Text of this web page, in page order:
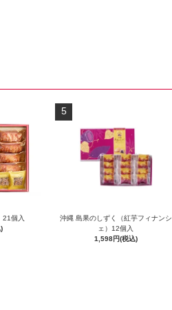
21個入
5
沖縄 島果のしずく（紅芋フィナンシ
ェ）12個入
1,598円(税込)